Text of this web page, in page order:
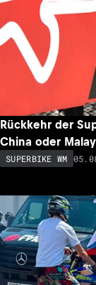
Rückkehr der
China oder
SUPERBIKE WM